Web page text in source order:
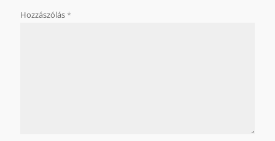
Hozzászólás*